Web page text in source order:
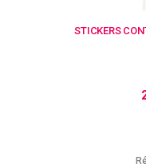
STICKERS